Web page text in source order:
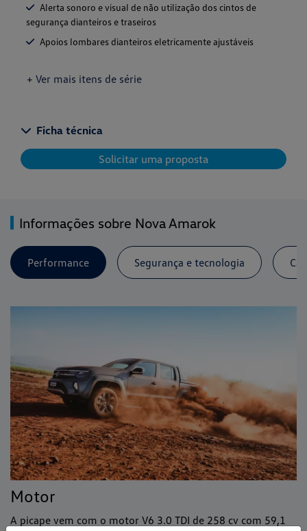
Alerta sonoro e visual de não utilização dos cintos de
segurança dianteiros e traseiros
Apoios lombares dianteiros eletricamente ajustáveis
+ Ver mais itens de série
Ficha técnica
Solicitar uma proposta
Informações sobre Nova Amarok
Performance Segurança e tecnologia
Motor
A picape vem com o motor V6 3.0 TDI de 258 cv com 59,1